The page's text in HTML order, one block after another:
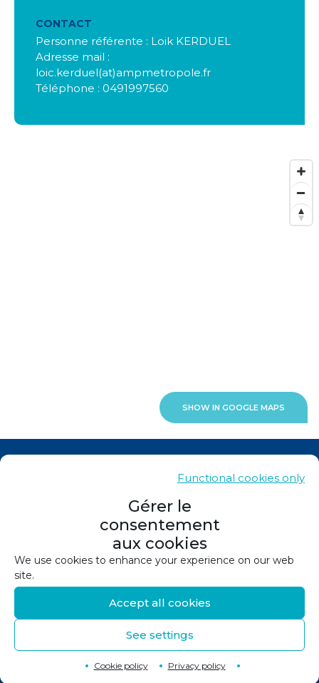
Gérer le
consentement
aux cookies
We use cookies to enhance your experience on our web
site.
Accept all cookies
Functional cookies only
See settings
Cookie policy Privacy policy
CONTACT
Personne référente : Loik KERDUEL
Adresse mail :
loic.kerduel(at)ampmetropole.fr
Téléphone : 0491997560
SHOW IN GOOGLE MAPS
Legals
Privacy policy
Cookie policy (EU)
Design and production :Canopée